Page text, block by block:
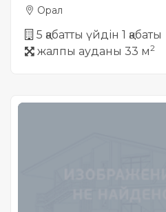
Орал
5 қабатты үйдін 1 қабаты
жалпы ауданы 33 м2